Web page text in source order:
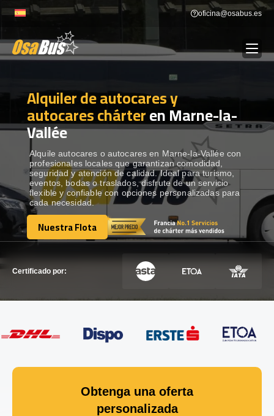
to
oficina@osabus.es
ALQUILER DE AUTOCARES
DESTINOS Show dropdown
RECORRIDAS Show dropdown
FLOTA
Alquiler de autocares y
autocares chárteren Marne-la-
Vallée
Alquile autocares o autocares en Marne-la-Vallée con
profesionales locales que garantizan comodidad,
seguridad y atención de calidad. Ideal para turismo,
eventos, bodas o traslados, disfrute de un servicio
flexible y confiable con opciones personalizadas para
cada necesidad.
Nuestra Flota
Nuestra Flota
Certificado por:
Obtenga una oferta
personalizada